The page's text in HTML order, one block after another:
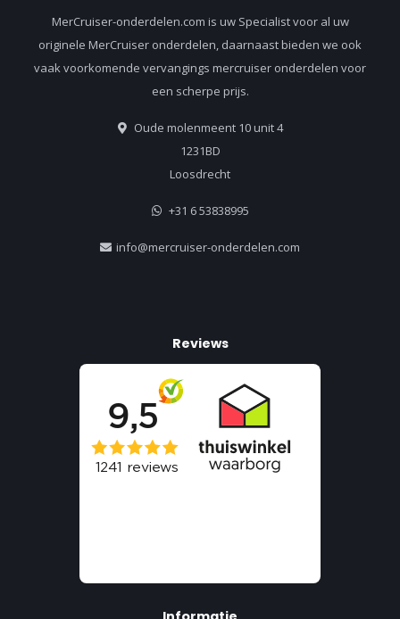
MerCruiser-onderdelen.com is uw Specialist voor al uw
originele MerCruiser onderdelen, daarnaast bieden we ook
vaak voorkomende vervangings mercruiser onderdelen voor
een scherpe prijs.
Oude molenmeent 10 unit 4
1231BD
Loosdrecht
+31 6 53838995
info@mercruiser-onderdelen.com
Reviews